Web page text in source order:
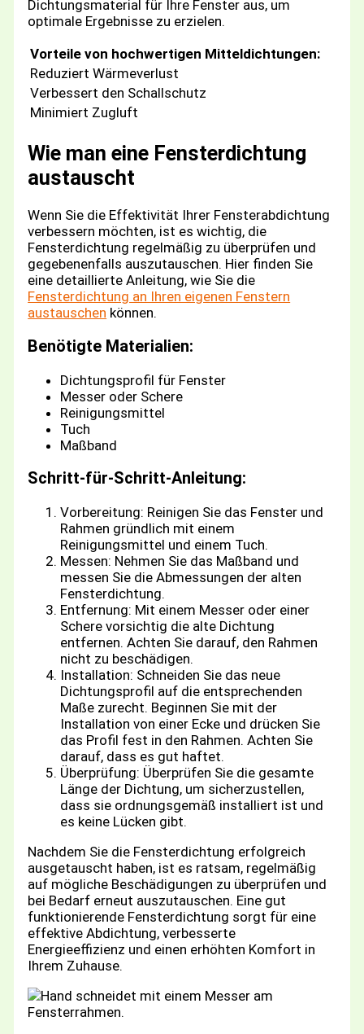
Dichtungsmaterial für Ihre Fenster aus, um
optimale Ergebnisse zu erzielen.
Vorteile von hochwertigen Mitteldichtungen:
Reduziert Wärmeverlust
Verbessert den Schallschutz
Minimiert Zugluft
Wie man eine Fensterdichtung
austauscht
Wenn Sie die Effektivität Ihrer Fensterabdichtung
verbessern möchten, ist es wichtig, die
Fensterdichtung regelmäßig zu überprüfen und
gegebenenfalls auszutauschen. Hier finden Sie
eine detaillierte Anleitung, wie Sie die
Fensterdichtung an Ihren eigenen Fenstern
austauschen können.
Benötigte Materialien:
Dichtungsprofil für Fenster
Messer oder Schere
Reinigungsmittel
Tuch
Maßband
Schritt-für-Schritt-Anleitung:
Vorbereitung: Reinigen Sie das Fenster und
Rahmen gründlich mit einem
Reinigungsmittel und einem Tuch.
Messen: Nehmen Sie das Maßband und
messen Sie die Abmessungen der alten
Fensterdichtung.
Entfernung: Mit einem Messer oder einer
Schere vorsichtig die alte Dichtung
entfernen. Achten Sie darauf, den Rahmen
nicht zu beschädigen.
Installation: Schneiden Sie das neue
Dichtungsprofil auf die entsprechenden
Maße zurecht. Beginnen Sie mit der
Installation von einer Ecke und drücken Sie
das Profil fest in den Rahmen. Achten Sie
darauf, dass es gut haftet.
Überprüfung: Überprüfen Sie die gesamte
Länge der Dichtung, um sicherzustellen,
dass sie ordnungsgemäß installiert ist und
es keine Lücken gibt.
Nachdem Sie die Fensterdichtung erfolgreich
ausgetauscht haben, ist es ratsam, regelmäßig
auf mögliche Beschädigungen zu überprüfen und
bei Bedarf erneut auszutauschen. Eine gut
funktionierende Fensterdichtung sorgt für eine
effektive Abdichtung, verbesserte
Energieeffizienz und einen erhöhten Komfort in
Ihrem Zuhause.